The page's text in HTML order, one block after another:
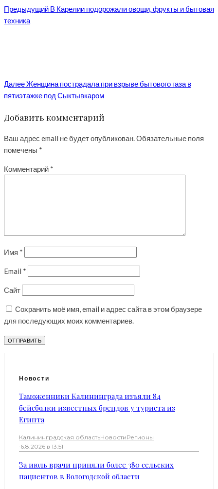
Предыдущий В Карелии подорожали овощи, фрукты и бытовая
техника
ДалееЖенщина пострадала при взрыве бытового газа в
пятиэтажке под Сыктывкаром
Добавить комментарий
Ваш адрес email не будет опубликован.Обязательные поля
помечены *
Комментарий *
Имя *
Email *
Сайт
Сохранить моё имя, email и адрес сайта в этом браузере
для последующих моих комментариев.
Новости
Таможенники Калининграда изъяли 84
бейсболки известных брендов у туриста из
Египта
Калининградская областьНовостиРегионы
·6.8.2026 в 13:51
За июль врачи приняли более 380 сельских
пациентов в Вологодской области